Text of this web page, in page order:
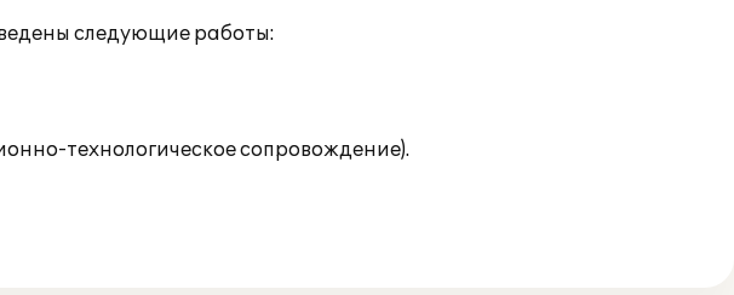
следующие работы:
технологическое сопровождение).